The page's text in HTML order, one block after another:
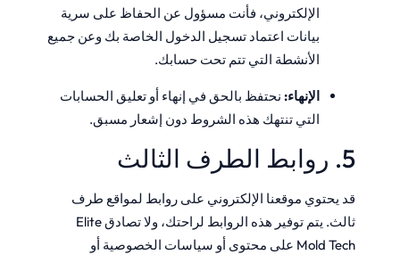
الإلكتروني، فأنت مسؤول عن الحفاظ على سرية
بيانات اعتماد تسجيل الدخول الخاصة بك وعن جميع
الأنشطة التي تتم تحت حسابك.
الإنهاء: نحتفظ بالحق في إنهاء أو تعليق الحسابات
التي تنتهك هذه الشروط دون إشعار مسبق.
5. روابط الطرف الثالث
قد يحتوي موقعنا الإلكتروني على روابط لمواقع طرف
ثالث. يتم توفير هذه الروابط لراحتك، ولا تصادق Elite
Mold Tech على محتوى أو سياسات الخصوصية أو